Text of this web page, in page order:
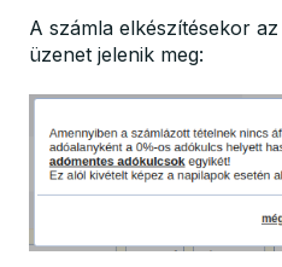
A számla elkészítésekor
üzenet jelenik meg: